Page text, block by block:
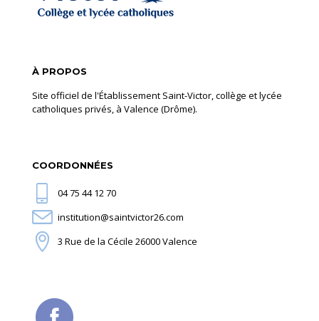
À PROPOS
Site officiel de l'Établissement Saint-Victor, collège et lycée
catholiques privés, à Valence (Drôme).
COORDONNÉES
04 75 44 12 70
institution@saintvictor26.com
3 Rue de la Cécile 26000 Valence